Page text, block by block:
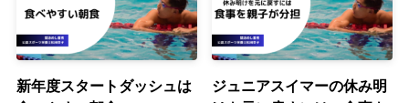
新年度スタートダッシュは
ジュニアスイマーの休み明